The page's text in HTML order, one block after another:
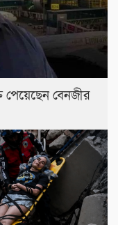
পেয়েছেন বেনজীর